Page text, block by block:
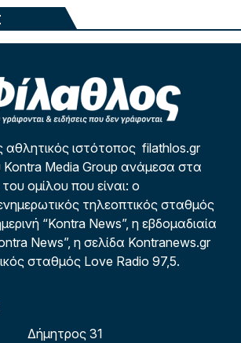
αθλητικός ιστότοπος filathlos.gr
Kontra Media Group ανάμεσα στα
ομίλου που είναι: ο
τηλεοπτικός σταθμός
“Kontra News”, η εβδομαδιαία
News”, η σελίδα Kontranews.gr
σταθμός Love Radio 97,5.
Δήμητρος 31